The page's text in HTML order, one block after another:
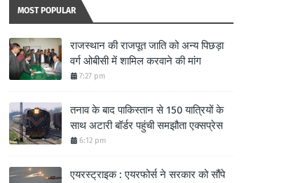
MOST POPULAR
राजस्थान की राजपूत जाति को अन्य पिछड़ा
वर्ग ओबीसी में शामिल करवाने की मांग
7:27 pm
तनाव के बाद पाकिस्तान से 150 यात्रियों के
साथ अटारी बॉर्डर पहुंची समझौता एक्सप्रेस
6:12 pm
एयरस्ट्राइक : एयरफोर्स ने सरकार को सौंपे